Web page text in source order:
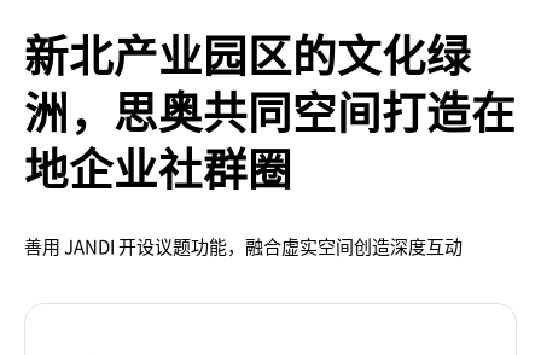
新北产业园区的文化绿
洲，思奥共同空间打造在
地企业社群圈
善用 JANDI 开设议题功能，融合虚实空间创造深度互动